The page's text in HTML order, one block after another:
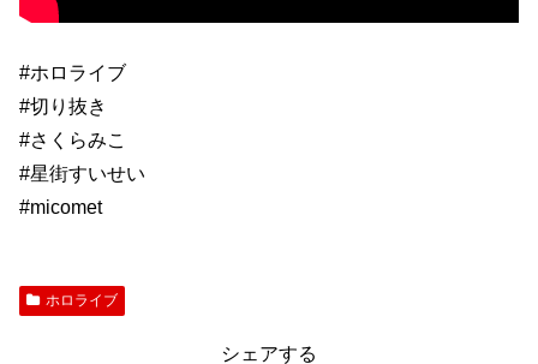
#ホロライブ
#切り抜き
#さくらみこ
#星街すいせい
#micomet
ホロライブ
シェアする